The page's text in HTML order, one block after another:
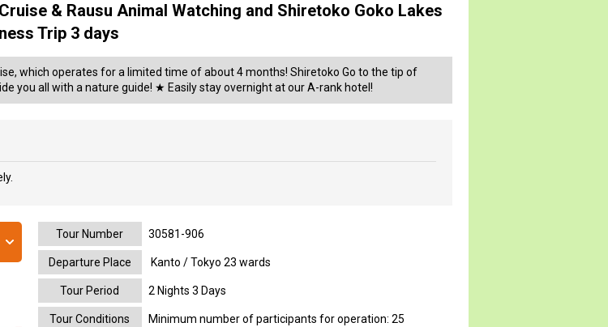
& Rausu Animal Watching and Shiretoko Goko Lakes
Trip 3 days
which operates for a limited time of about 4 months! Shiretoko Go to the tip of
you all with a nature guide! ★ Easily stay overnight at our A-rank hotel!
Tour Number 30581-906
Departure Place Kanto / Tokyo 23 wards
Tour Period 2 Nights 3 Days
Tour Conditions
Minimum number of participants for operation: 25